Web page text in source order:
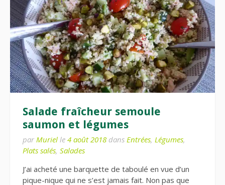
Salade fraîcheur semoule
saumon et légumes
par Muriel le 4 août 2018 dans Entrées, Légumes,
Plats salés, Salades
J’ai acheté une barquette de taboulé en vue d’un
pique-nique qui ne s’est jamais fait. Non pas que